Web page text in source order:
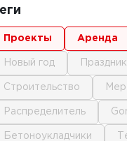
проекты аренда
новый год праздник
строительство
распределитель
бетоноукладчики